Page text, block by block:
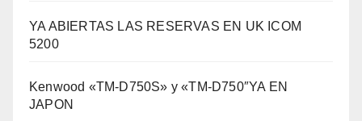
YA ABIERTAS LAS RESERVAS EN UK ICOM
5200
Kenwood «TM-D750S» y «TM-D750″YA EN
JAPON